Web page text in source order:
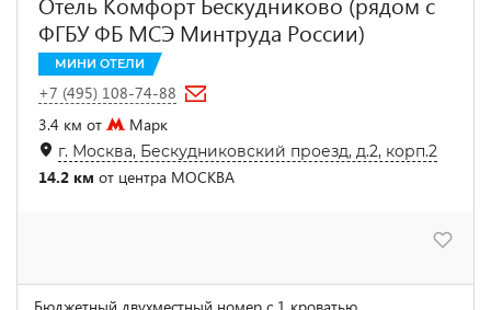
ФГБУ ФБ МСЭ Минтруда России)
МИНИ ОТЕЛИ
+7 (495) 108-74-88
3.4 км от
Марк
г. Москва, Бескудниковский проезд, д.2, корп.2
14.2 км от центра МОСКВА